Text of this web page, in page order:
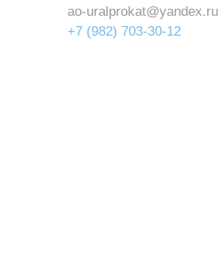
ao-uralprokat@yandex.ru
+7 (982) 703-30-12